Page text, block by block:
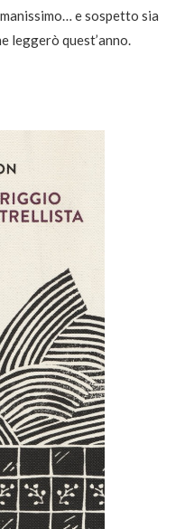
e sospetto sia
leggerò quest’anno.